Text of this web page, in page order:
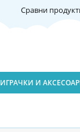
Сравни
ИГРАЧКИ И